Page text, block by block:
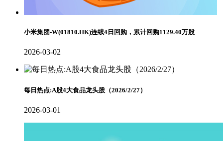
小米集团-W(01810.HK)连续4日回购，累计回购1129.40万股
2026-03-02
每日热点:A股4大食品龙头股（2026/2/27）
2026-03-01